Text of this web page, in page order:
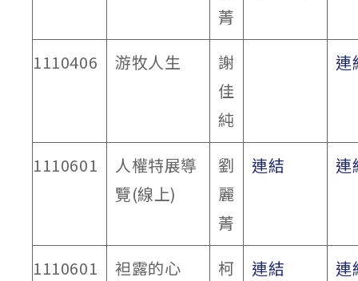
菁
1110406 游牧人生
謝
佳
純
連
1110601
人權特展導
覽(線上)
劉
麗
菁
連結 連
1110601
袒露的心
柯
連結 連